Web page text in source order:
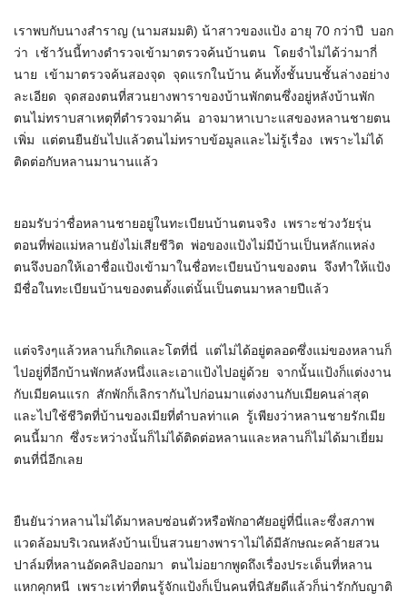
เราพบกับนางสำราญ (นามสมมติ) น้าสาวของแป้ง อายุ 70 กว่าปี บอก
ว่า เช้าวันนี้ทางตำรวจเข้ามาตรวจค้นบ้านตน โดยจำไม่ได้ว่ามากี่
นาย เข้ามาตรวจค้นสองจุด จุดแรกในบ้าน ค้นทั้งชั้นบนชั้นล่างอย่าง
ละเอียด จุดสองตนที่สวนยางพาราของบ้านพักตนซึ่งอยู่หลังบ้านพัก
ตนไม่ทราบสาเหตุที่ตำรวจมาค้น อาจมาหาเบาะแสของหลานชายตน
เพิ่ม แต่ตนยืนยันไปแล้วตนไม่ทราบข้อมูลและไม่รู้เรื่อง เพราะไม่ได้
ติดต่อกับหลานมานานแล้ว
ยอมรับว่าชื่อหลานชายอยู่ในทะเบียนบ้านตนจริง เพราะช่วงวัยรุ่น
ตอนที่พ่อแม่หลานยังไม่เสียชีวิต พ่อของแป้งไม่มีบ้านเป็นหลักแหล่ง
ตนจึงบอกให้เอาชื่อแป้งเข้ามาในชื่อทะเบียนบ้านของตน จึงทำให้แป้ง
มีชื่อในทะเบียนบ้านของตนตั้งแต่นั้นเป็นตนมาหลายปีแล้ว
แต่จริงๆแล้วหลานก็เกิดและโตที่นี่ แต่ไม่ได้อยู่ตลอดซึ่งแม่ของหลานก็
ไปอยู่ที่อีกบ้านพักหลังหนึ่งและเอาแป้งไปอยู่ด้วย จากนั้นแป้งก็แต่งงาน
กับเมียคนแรก สักพักก็เลิกรากันไปก่อนมาแต่งงานกับเมียคนล่าสุด
และไปใช้ชีวิตที่บ้านของเมียที่ตำบลท่าแค รู้เพียงว่าหลานชายรักเมีย
คนนี้มาก ซึ่งระหว่างนั้นก็ไม่ได้ติดต่อหลานและหลานก็ไม่ได้มาเยี่ยม
ตนที่นี่อีกเลย
ยืนยันว่าหลานไม่ได้มาหลบซ่อนตัวหรือพักอาศัยอยู่ที่นี่และซึ่งสภาพ
แวดล้อมบริเวณหลังบ้านเป็นสวนยางพาราไม่ได้มีลักษณะคล้ายสวน
ปาล์มที่หลานอัดคลิปออกมา ตนไม่อยากพูดถึงเรื่องประเด็นที่หลาน
แหกคุกหนี เพราะเท่าที่ตนรู้จักแป้งก็เป็นคนที่นิสัยดีแล้วก็น่ารักกับญาติ